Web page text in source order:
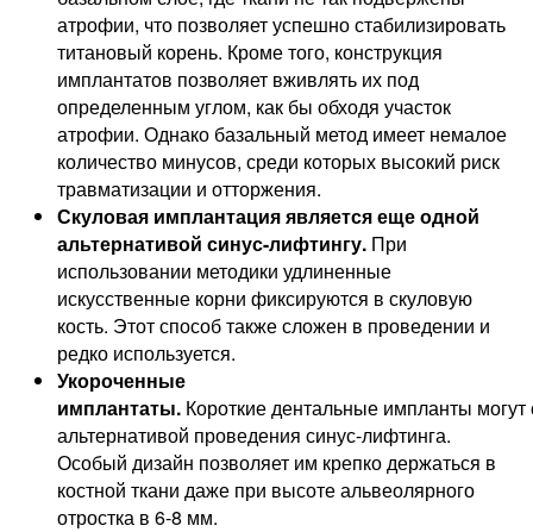
атрофии, что позволяет успешно стабилизировать
титановый корень. Кроме того, конструкция
имплантатов позволяет вживлять их под
определенным углом, как бы обходя участок
атрофии. Однако базальный метод имеет немалое
количество минусов, среди которых высокий риск
травматизации и отторжения.
Скуловая имплантация является еще одной
альтернативой синус-лифтингу. При
использовании методики удлиненные
искусственные корни фиксируются в скуловую
кость. Этот способ также сложен в проведении и
редко используется.
Укороченные
имплантаты. Короткие дентальные импланты могут
альтернативой проведения синус-лифтинга.
Особый дизайн позволяет им крепко держаться в
костной ткани даже при высоте альвеолярного
отростка в 6-8 мм.